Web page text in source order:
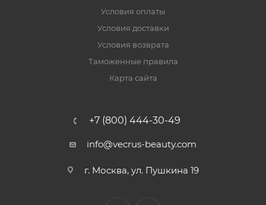
Условия оплаты
Условия доставки
Условия возврата
Таможенные правила
Карта сайта
+7 (800) 444-30-49
info@vecrus-beauty.com
г. Москва, ул. Пушкина 19